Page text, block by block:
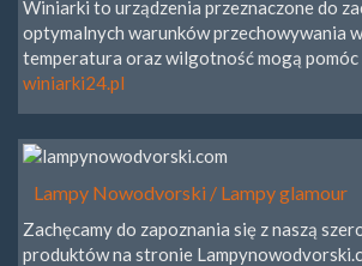
Winiarki to urządzenia przeznaczone do
optymalnych warunków przechowywania
temperatura oraz wilgotność mogą
winiarki24.pl
Lampy Nowodvorski / Lampy glamour
Zachęcamy do zapoznania się z naszą
produktów na stronie